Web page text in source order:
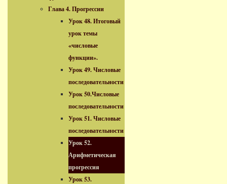
Глава 4. Прогрессии
Урок 48. Итоговый
урок темы
«числовые
функции».
Урок 49. Числовые
последовательности
Урок 50.Числовые
последовательности
Урок 51. Числовые
последовательности
Урок 52.
Арифметическая
прогрессия
Урок 53.